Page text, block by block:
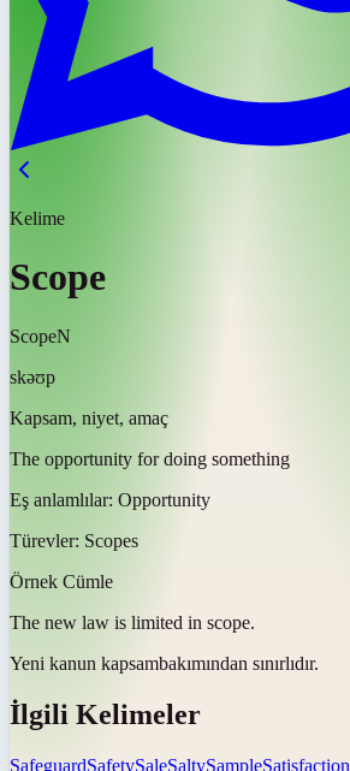
Kelime
Scope
ScopeN
skəʊp
Kapsam, niyet, amaç
The opportunity for doing something
Eş anlamlılar: Opportunity
Türevler: Scopes
Örnek Cümle
The new law is limited in scope.
Yeni kanun kapsambakımından sınırlıdır.
İlgili Kelimeler
SafeguardSafetySaleSaltySampleSatisfaction